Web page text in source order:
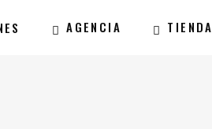
AGENCIA TIENDA